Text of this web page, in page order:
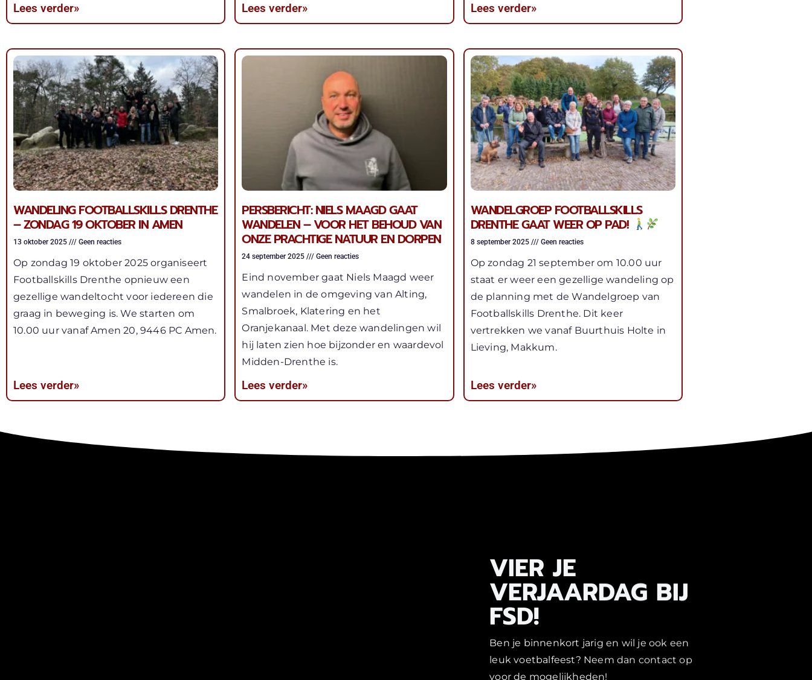
Lees verder» Lees verder» Lees verder»
WANDELING FOOTBALLSKILLS DRENTHE
– ZONDAG 19 OKTOBER IN AMEN
13 oktober 2025 Geen reacties
Op zondag 19 oktober 2025 organiseert
Footballskills Drenthe opnieuw een
gezellige wandeltocht voor iedereen die
graag in beweging is. We starten om
10.00 uur vanaf Amen 20, 9446 PC Amen.
Lees verder»
PERSBERICHT: NIELS MAAGD GAAT
WANDELEN – VOOR HET BEHOUD VAN
ONZE PRACHTIGE NATUUR EN DORPEN
24 september 2025 Geen reacties
Eind november gaat Niels Maagd weer
wandelen in de omgeving van Alting,
Smalbroek, Klatering en het
Oranjekanaal. Met deze wandelingen wil
hij laten zien hoe bijzonder en waardevol
Midden-Drenthe is.
Lees verder»
WANDELGROEP FOOTBALLSKILLS
DRENTHE GAAT WEER OP PAD!
8 september 2025 Geen reacties
Op zondag 21 september om 10.00 uur
staat er weer een gezellige wandeling op
de planning met de Wandelgroep van
Footballskills Drenthe. Dit keer
vertrekken we vanaf Buurthuis Holte in
Lieving, Makkum.
Lees verder»
VIER JE
VERJAARDAG BIJ
FSD!
Ben je binnenkort jarig en wil je ook een
leuk voetbalfeest? Neem dan contact op
voor de mogelijkheden!